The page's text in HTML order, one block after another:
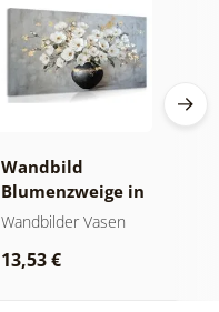
Wandbild
Blumenzweige in
einer schwarzen
Wandbilder Vasen
13,53 €